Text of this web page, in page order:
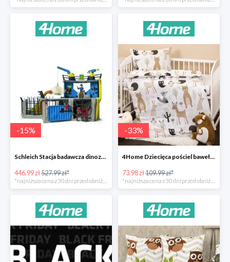
-15%
Schleich Stacja badawcza dinozaurów -15%
446.99 zł527.99 zł*
*najniższa cena z 30 dni przed obniżką
-33%
4Home Dziecięca pościel bawełniana do łóżeczka Nordic Friends -33%
73.98 zł109.99 zł*
*najniższa cena z 30 dni przed obniżką